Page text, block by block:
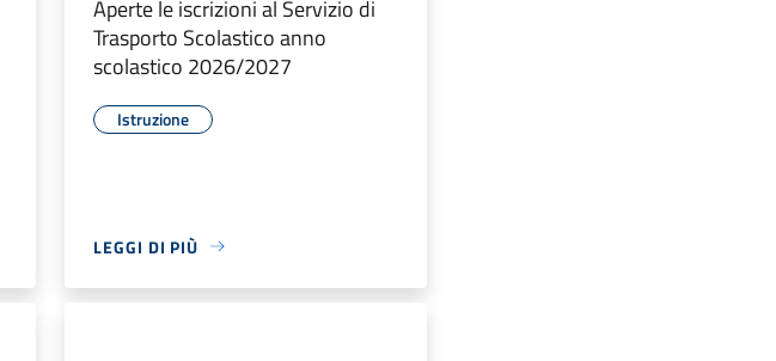
Aperte le iscrizioni al Servizio di
Trasporto Scolastico anno
scolastico 2026/2027
Istruzione
LEGGI DI PIÙ